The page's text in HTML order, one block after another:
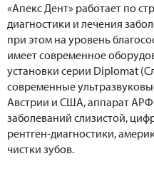
«Апекс Дент» работает по
диагностики и лечения
при этом на уровень
имеет современное
установки серии Diplomat
современные
Австрии и США, аппарат
заболеваний слизистой,
рентген-диагностики,
чистки зубов.